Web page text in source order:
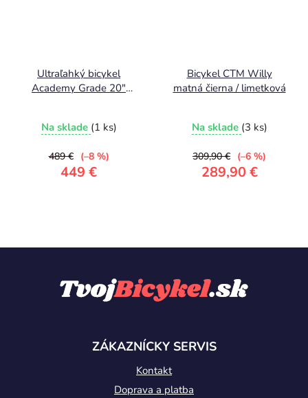
Ultraľahký bicykel
Academy Grade 20"
Na sklade (1 ks)
449 €
489 € (–8 %)
Bicykel CTM Willy
matná čierna / limetková
Na sklade (3 ks)
289,90 €
309,90 € (–6 %)
ZÁKAZNÍCKY SERVIS
Kontakt
Doprava a platba